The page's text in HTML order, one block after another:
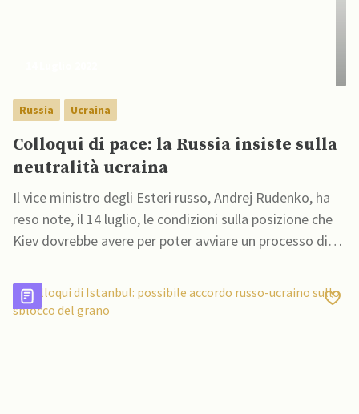
Russia Ucraina
Colloqui di pace: la Russia insiste sulla
neutralità ucraina
Il vice ministro degli Esteri russo, Andrej Rudenko, ha
reso note, il 14 luglio, le condizioni sulla posizione che
Kiev dovrebbe avere per poter avviare un processo di